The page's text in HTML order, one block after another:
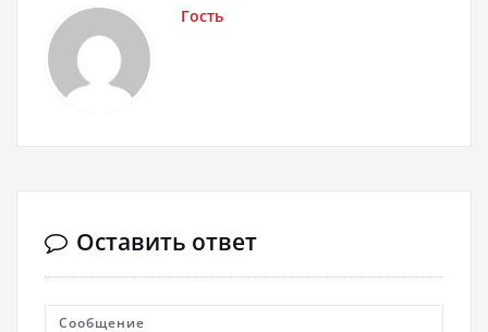
Гость
Оставить ответ